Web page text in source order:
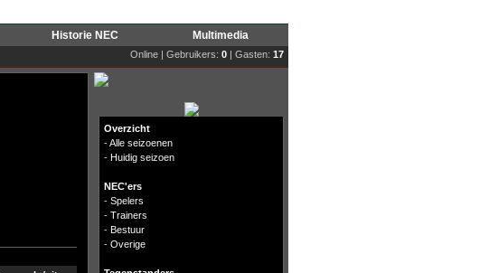
Historie NEC Multimedia
Online | Gebruikers: 0 | Gasten: 17
Overzicht
-Alle seizoenen
- Huidig seizoen
NEC'ers
- Spelers
- Trainers
- Bestuur
- Overige